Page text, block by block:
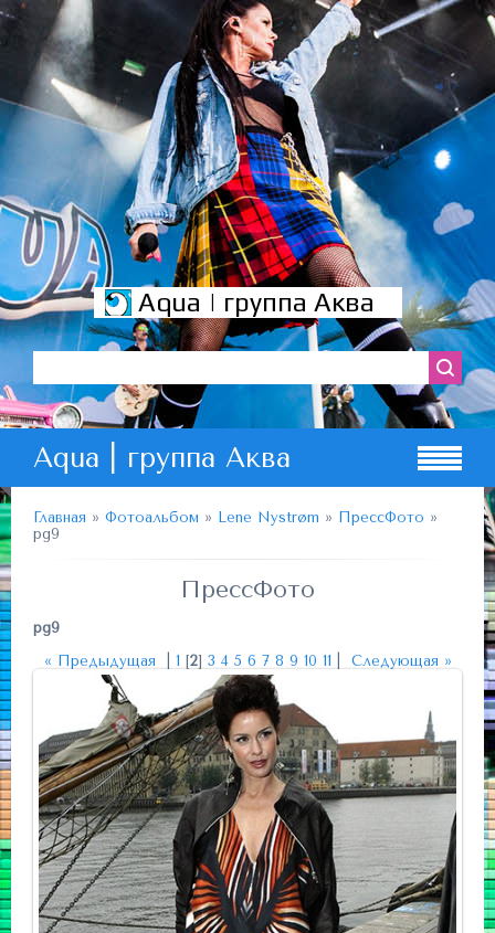
Aqua | группа Аква
Aqua | группа Аква
Главная » Фотоальбом » Lene Nystrøm » ПрессФото »
pg9
ПрессФото
pg9
« Предыдущая
1 [2] 3 4 5 6 7 8 9 10 11 Следующая »